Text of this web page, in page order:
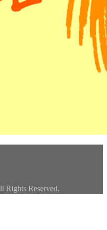
Rights Reserved.